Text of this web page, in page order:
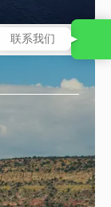
联系我们